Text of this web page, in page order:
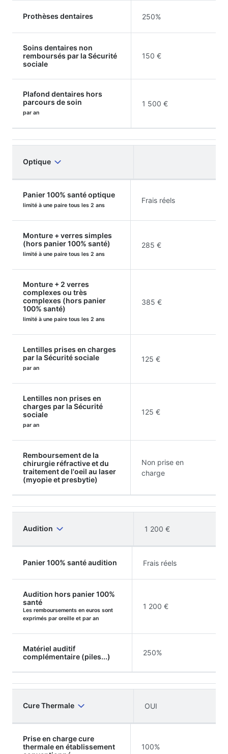
Prothèses dentaires 250%
Soins dentaires non
remboursés par la Sécurité
sociale
150 €
Plafond dentaires hors
parcours de soin
par an
1 500 €
Optique
Panier 100% santé optique
limité à une paire tous les 2 ans
Frais réels
Monture + verres simples
(hors panier 100% santé)
limité à une paire tous les 2 ans
285 €
Monture + 2 verres
complexes ou très
complexes (hors panier
100% santé)
limité à une paire tous les 2 ans
385 €
Lentilles prises en charges
par la Sécurité sociale
par an
125 €
Lentilles non prises en
charges par la Sécurité
sociale
par an
125 €
Remboursement de la
chirurgie réfractive et du
traitement de l'oeil au laser
(myopie et presbytie)
Non prise en
charge
Audition 1 200 €
Panier 100% santé audition Frais réels
Audition hors panier 100%
santé
Les remboursements en euros sont
exprimés par oreille et par an
1 200 €
Matériel auditif
complémentaire (piles...)
250%
Cure Thermale OUI
Prise en charge cure
thermale en établissement
100%